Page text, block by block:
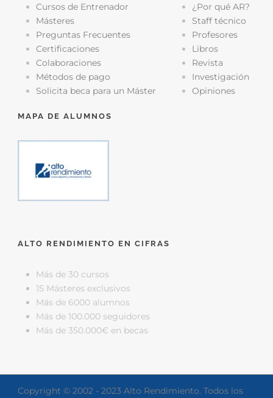
Cursos de Entrenador
Másteres
Preguntas Frecuentes
Certificaciones
Colaboraciones
Métodos de pago
Solicita beca para un Máster
¿Por qué AR?
Staff técnico
Profesores
Libros
Revista
Investigación
Opiniones
MAPA DE ALUMNOS
ALTO RENDIMIENTO EN CIFRAS
Más de 30 cursos
15 Másteres exclusivos
Más de 6000 alumnos
Más de 100.000 seguidores
Más de 350.000€ en becas
Copyright © 2002 - 2023 Alto Rendimiento. Todos los